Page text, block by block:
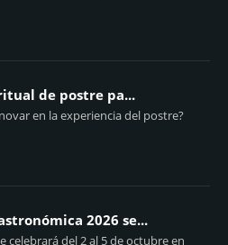
de postre pa...
en la experiencia del postre?
2026 se...
celebrará del 2 al 5 de octubre en